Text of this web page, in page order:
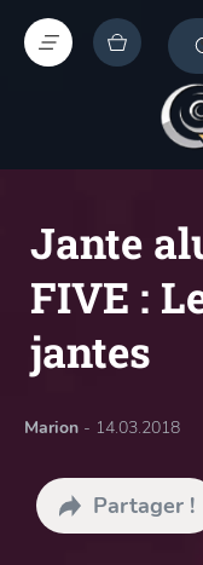
Jante
FIVE :
jantes
Marion - 14.03.2018
Partager !